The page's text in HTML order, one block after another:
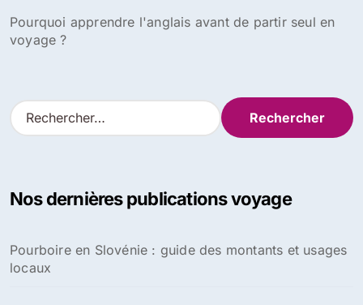
Pourquoi apprendre l'anglais avant de partir seul en
voyage ?
R
e
r
e
r
Nos dernières publications voyage
Pourboire en Slovénie : guide des montants et usages
locaux